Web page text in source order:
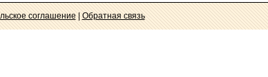
соглашение|Обратная связь